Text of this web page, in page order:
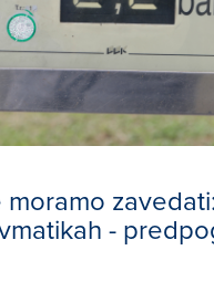
moramo
-